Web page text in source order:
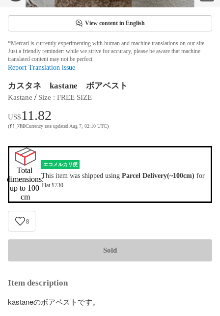
View content in English
*Mercari is currently experimenting with human and machine translations on our site.
Just a friendly reminder: while we strive for accuracy, please be aware that machine
translated content may not be perfect.
Report Translation issue
カスタネ kastane ボアベスト
Kastane / Size : FREE SIZE
US$11.82
(¥1,780Currency rate updated Aug 7, 02:10 UTC)
Total
dimensions:
up to 100
cm
エコメルカリ便
This item was shipped using Parcel Delivery(~100cm) for
Flat ¥730
8
Sold
Item description
kastaneのボアベストです。